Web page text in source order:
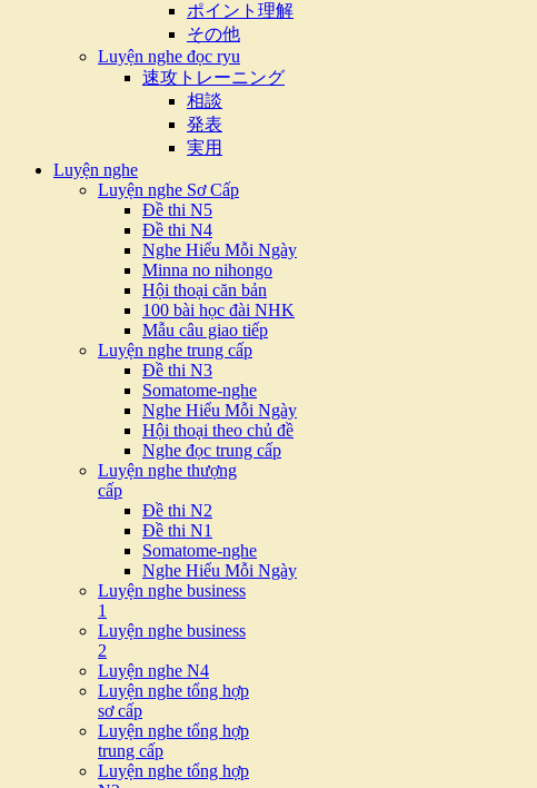
ポイント理解
その他
Luyện nghe đọc ryu
速攻トレーニング
相談
発表
実用
Luyện nghe
Luyện nghe Sơ Cấp
Đề thi N5
Đề thi N4
Nghe Hiểu Mỗi Ngày
Minna no nihongo
Hội thoại căn bản
100 bài học đài NHK
Mẫu câu giao tiếp
Luyện nghe trung cấp
Đề thi N3
Somatome-nghe
Nghe Hiểu Mỗi Ngày
Hội thoại theo chủ đề
Nghe đọc trung cấp
Luyện nghe thượng
cấp
Đề thi N2
Đề thi N1
Somatome-nghe
Nghe Hiểu Mỗi Ngày
Luyện nghe business
1
Luyện nghe business
2
Luyện nghe N4
Luyện nghe tổng hợp
sơ cấp
Luyện nghe tổng hợp
trung cấp
Luyện nghe tổng hợp